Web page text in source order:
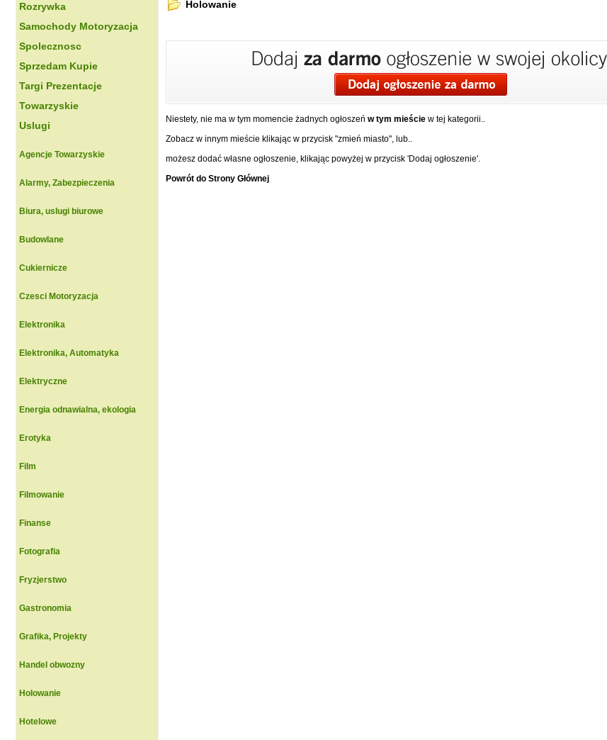
Rozrywka
Samochody Motoryzacja
Spolecznosc
Sprzedam Kupie
Targi Prezentacje
Towarzyskie
Uslugi
Agencje Towarzyskie
Alarmy, Zabezpieczenia
Biura, uslugi biurowe
Budowlane
Cukiernicze
Czesci Motoryzacja
Elektronika
Elektronika, Automatyka
Elektryczne
Energia odnawialna, ekologia
Erotyka
Film
Filmowanie
Finanse
Fotografia
Fryzjerstwo
Gastronomia
Grafika, Projekty
Handel obwozny
Holowanie
Hotelowe
Holowanie
Niestety, nie ma w tym momencie żadnych ogłoszeń w tym mieście w tej kategorii..
Zobacz w innym mieście klikając w przycisk "zmień miasto", lub..
możesz dodać własne ogłoszenie, klikając powyżej w przycisk 'Dodaj ogłoszenie'.
Powrót do Strony Głównej